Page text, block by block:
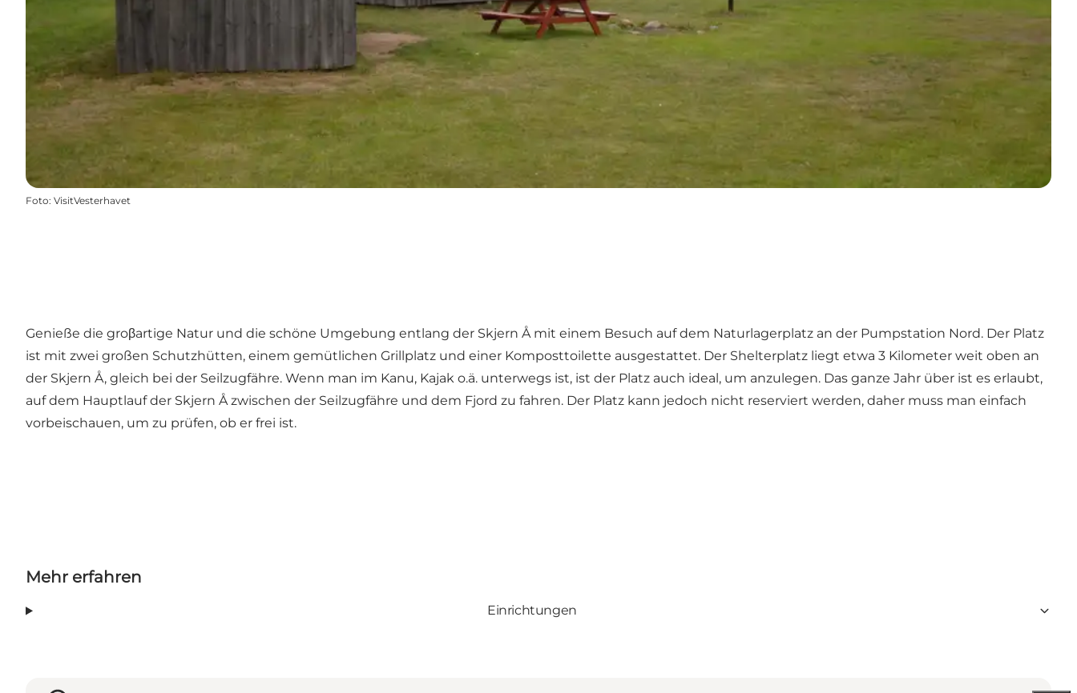
Foto: VisitVesterhavet
Genieße die groβartige Natur und die schöne Umgebung entlang der Skjern Å mit einem Besuch auf dem Naturlagerplatz an der Pumpstation Nord. Der Platz
ist mit zwei großen Schutzhütten, einem gemütlichen Grillplatz und einer Komposttoilette ausgestattet. Der Shelterplatz liegt etwa 3 Kilometer weit oben an
der Skjern Å, gleich bei der Seilzugfähre. Wenn man im Kanu, Kajak o.ä. unterwegs ist, ist der Platz auch ideal, um anzulegen. Das ganze Jahr über ist es erlaubt,
auf dem Hauptlauf der Skjern Å zwischen der Seilzugfähre und dem Fjord zu fahren. Der Platz kann jedoch nicht reserviert werden, daher muss man einfach
vorbeischauen, um zu prüfen, ob er frei ist.
Mehr erfahren
Einrichtungen